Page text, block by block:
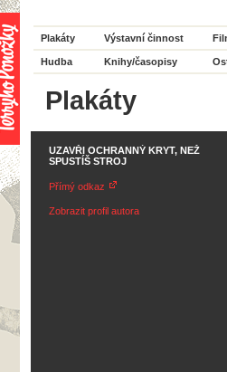
Plakáty Výstavní činnost
Hudba Knihy/časopisy
Plakáty
UZAVŘI OCHRANNÝ KRYT, NEŽ
SPUSTÍŠ STROJ
Přímý odkaz
Zobrazit profil autora